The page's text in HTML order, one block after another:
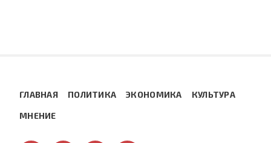
ГЛАВНАЯ ПОЛИТИКА ЭКОНОМИКА КУЛЬТУРА
МНЕНИЕ